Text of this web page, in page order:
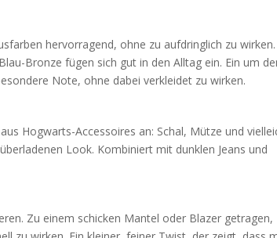
hervorragend, ohne zu aufdringlich zu wirken.
Bronze fügen sich gut in den Alltag ein. Ein um
Note, ohne dabei verkleidet zu wirken.
Hogwarts-Accessoires an: Schal, Mütze und
Look. Kombiniert mit dunklen Jeans und
Zu einem schicken Mantel oder Blazer getragen,